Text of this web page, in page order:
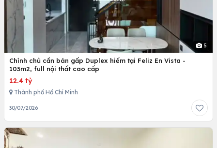
5
Chính chủ cần bán gấp Duplex hiếm tại Feliz En Vista -
103m2, full nội thất cao cấp
12.4 tỷ
Thành phố Hồ Chí Minh
30/07/2026